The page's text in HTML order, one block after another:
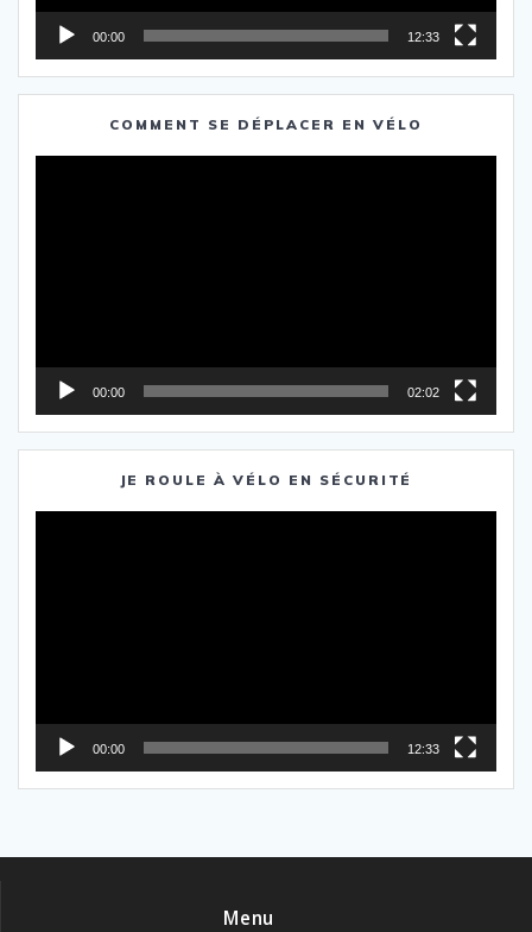
00:00 12:33
COMMENT SE DÉPLACER EN VÉLO
00:00 02:02
JE ROULE À VÉLO EN SÉCURITÉ
00:00 12:33
Menu